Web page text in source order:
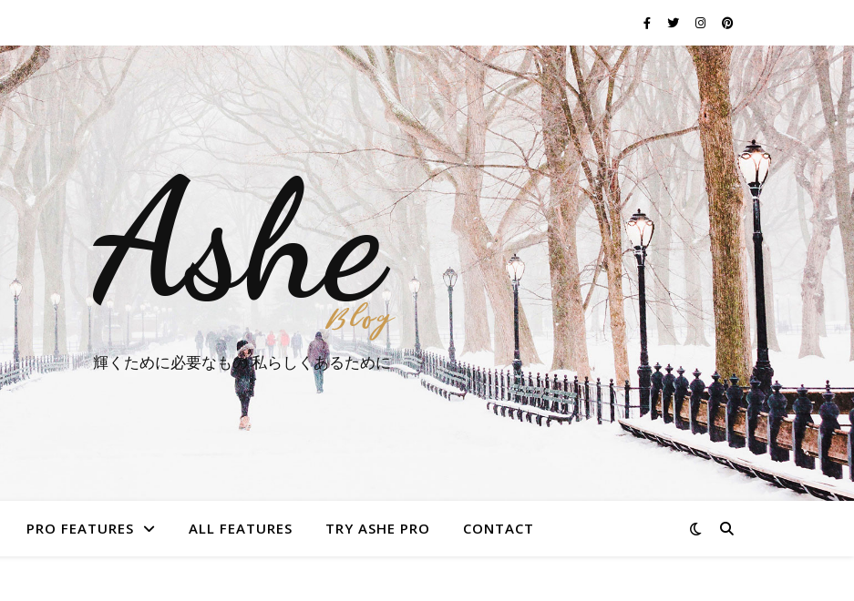
輝くために必要なもの 私らしくあるために
PRO FEATURES ALL FEATURES TRY ASHE PRO CONTACT